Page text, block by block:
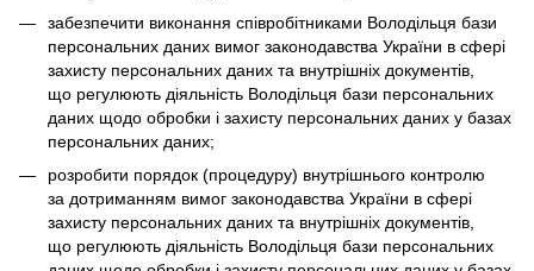
забезпечити виконання співробітниками Володільця бази
персональних даних вимог законодавства України в сфері
захисту персональних даних та внутрішніх документів,
що регулюють діяльність Володільця бази персональних
даних щодо обробки і захисту персональних даних у базах
персональних даних;
розробити порядок (процедуру) внутрішнього контролю
за дотриманням вимог законодавства України в сфері
захисту персональних даних та внутрішніх документів,
що регулюють діяльність Володільця бази персональних